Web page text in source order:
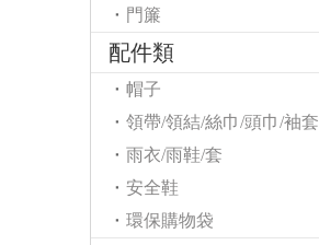
門簾
配件類
帽子
領帶/領結/絲巾/頭巾/袖套
雨衣/雨鞋/套
安全鞋
環保購物袋